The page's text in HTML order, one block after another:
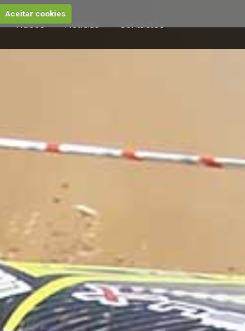
Aceitar cookies
Videos Notícias Contactos